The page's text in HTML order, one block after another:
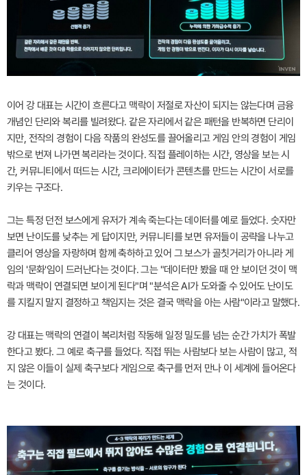
이어 강 대표는 시간이 흐른다고 맥락이 저절로 자산이 되지는 않는다며 금융
개념인 단리와 복리를 빌려왔다. 같은 자리에서 같은 패턴을 반복하면 단리이
지만, 전작의 경험이 다음 작품의 완성도를 끌어올리고 게임 안의 경험이 게임
밖으로 번져 나가면 복리라는 것이다. 직접 플레이하는 시간, 영상을 보는 시
간, 커뮤니티에서 떠드는 시간, 크리에이터가 콘텐츠를 만드는 시간이 서로를
키우는 구조다.
그는 특정 던전 보스에게 유저가 계속 죽는다는 데이터를 예로 들었다. 숫자만
보면 난이도를 낮추는 게 답이지만, 커뮤니티를 보면 유저들이 공략을 나누고
클리어 영상을 자랑하며 함께 축하하고 있어 그 보스가 골칫거리가 아니라 게
임의 '문화'임이 드러난다는 것이다. 그는 "데이터만 봤을 때 안 보이던 것이 맥
락과 맥락이 연결되면 보이게 된다"며 "분석은 AI가 도와줄 수 있어도 난이도
를 지킬지 말지 결정하고 책임지는 것은 결국 맥락을 아는 사람"이라고 말했다.
강 대표는 맥락의 연결이 복리처럼 작동해 일정 밀도를 넘는 순간 가치가 폭발
한다고 봤다. 그 예로 축구를 들었다. 직접 뛰는 사람보다 보는 사람이 많고, 적
지 않은 이들이 실제 축구보다 게임으로 축구를 먼저 만나 이 세계에 들어온다
는 것이다.